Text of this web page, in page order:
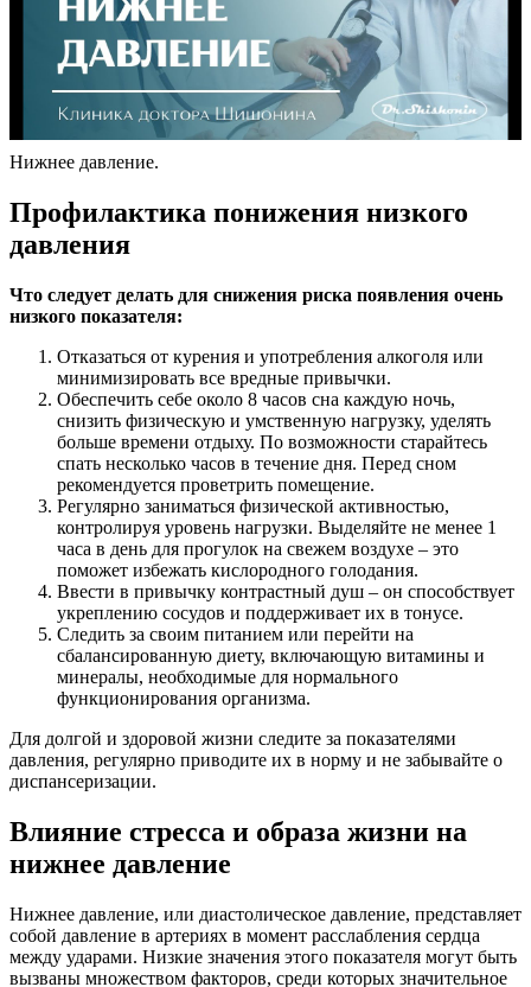
Нижнее давление.
Профилактика понижения низкого
давления
Что следует делать для снижения риска появления очень
низкого показателя:
Отказаться от курения и употребления алкоголя или
минимизировать все вредные привычки.
Обеспечить себе около 8 часов сна каждую ночь,
снизить физическую и умственную нагрузку, уделять
больше времени отдыху. По возможности старайтесь
спать несколько часов в течение дня. Перед сном
рекомендуется проветрить помещение.
Регулярно заниматься физической активностью,
контролируя уровень нагрузки. Выделяйте не менее 1
часа в день для прогулок на свежем воздухе – это
поможет избежать кислородного голодания.
Ввести в привычку контрастный душ – он способствует
укреплению сосудов и поддерживает их в тонусе.
Следить за своим питанием или перейти на
сбалансированную диету, включающую витамины и
минералы, необходимые для нормального
функционирования организма.
Для долгой и здоровой жизни следите за показателями
давления, регулярно приводите их в норму и не забывайте о
диспансеризации.
Влияние стресса и образа жизни на
нижнее давление
Нижнее давление, или диастолическое давление, представляет
собой давление в артериях в момент расслабления сердца
между ударами. Низкие значения этого показателя могут быть
вызваны множеством факторов, среди которых значительное